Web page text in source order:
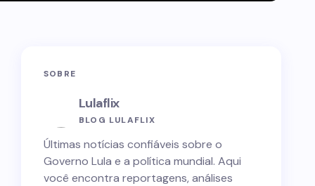
SOBRE
Lulaflix
BLOG LULAFLIX
Últimas notícias confiáveis sobre o
Governo Lula e a política mundial. Aqui
você encontra reportagens, análises